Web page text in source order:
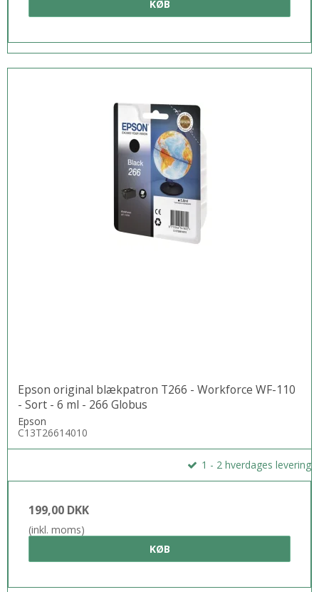
Hvad er der i boksen
KØB
Epson original blækpatron T266 - Workforce WF-110
- Sort - 6 ml - 266 Globus
Epson
C13T26614010
1 - 2 hverdages levering
199,00 DKK
(inkl. moms)
KØB